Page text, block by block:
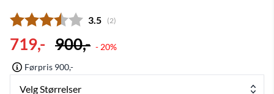
Gjennomsnittskarakter:
3.5 (stemmer:
2)
719,- 900,- - 20%
Førpris 900,-
Velg Størrelser